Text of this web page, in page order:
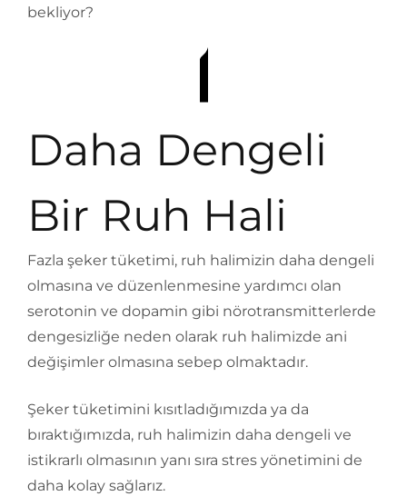
bekliyor?
Daha Dengeli
Bir Ruh Hali
Fazla şeker tüketimi, ruh halimizin daha dengeli
olmasına ve düzenlenmesine yardımcı olan
serotonin ve dopamin gibi nörotransmitterlerde
dengesizliğe neden olarak ruh halimizde ani
değişimler olmasına sebep olmaktadır.
Şeker tüketimini kısıtladığımızda ya da
bıraktığımızda, ruh halimizin daha dengeli ve
istikrarlı olmasının yanı sıra stres yönetimini de
daha kolay sağlarız.